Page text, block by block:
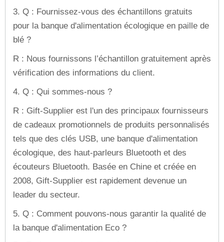
3. Q : Fournissez-vous des échantillons gratuits
pour la banque d'alimentation écologique en paille de
blé ?
R : Nous fournissons l’échantillon gratuitement après
vérification des informations du client.
4. Q : Qui sommes-nous ?
R : Gift-Supplier est l'un des principaux fournisseurs
de cadeaux promotionnels de produits personnalisés
tels que des clés USB, une banque d'alimentation
écologique, des haut-parleurs Bluetooth et des
écouteurs Bluetooth. Basée en Chine et créée en
2008, Gift-Supplier est rapidement devenue un
leader du secteur.
5. Q : Comment pouvons-nous garantir la qualité de
la banque d'alimentation Eco ?